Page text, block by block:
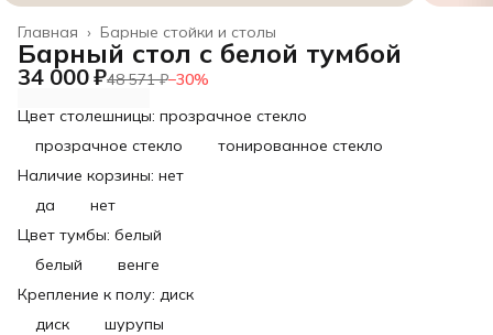
Барные стойки и столы
Главная ›
Барный стол с белой тумбой
34 000 ₽48 571 ₽−30%
Цвет столешницы: прозрачное стекло
прозрачное стекло
тонированное стекло
Наличие корзины: нет
да
нет
Цвет тумбы: белый
белый
венге
Крепление к полу: диск
диск
шурупы